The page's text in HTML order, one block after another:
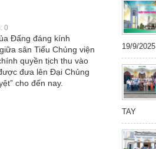
0
Đấng đáng kính
sân Tiểu Chủng viện
quyền tịch thu vào
đưa lên Đại Chủng
cho đến nay.
19/9/2025
TAY